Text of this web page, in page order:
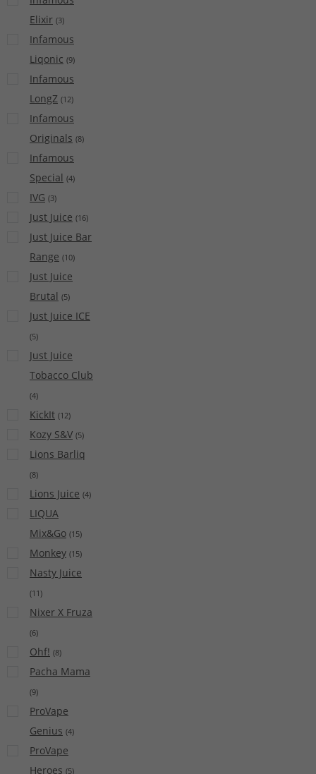
Elixir (3)
Infamous
Liqonic (9)
Infamous
LongZ (12)
Infamous
Originals (8)
Infamous
Special (4)
IVG (3)
Just Juice (16)
Just Juice Bar
Range (10)
Just Juice
Brutal (5)
Just Juice ICE
(5)
Just Juice
Tobacco Club
(4)
KickIt (12)
Kozy S&V (5)
Lions Barliq
(8)
Lions Juice (4)
LIQUA
Mix&Go (15)
Monkey (15)
Nasty Juice
(11)
Nixer X Fruza
(6)
Ohf! (8)
Pacha Mama
(9)
ProVape
Genius (4)
ProVape
Heroes (5)